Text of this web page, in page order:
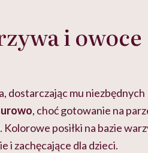
i owoce
dostarczając mu niezbędnych
, choć gotowanie na
posiłki na bazie
i zachęcające dla dzieci.